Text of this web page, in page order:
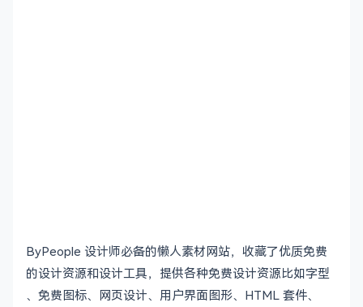
ByPeople 设计师必备的懒人素材网站，收藏了优质免费
的设计资源和设计工具，提供各种免费设计资源比如字型
、免费图标、网页设计、用户界面图形、HTML 套件、